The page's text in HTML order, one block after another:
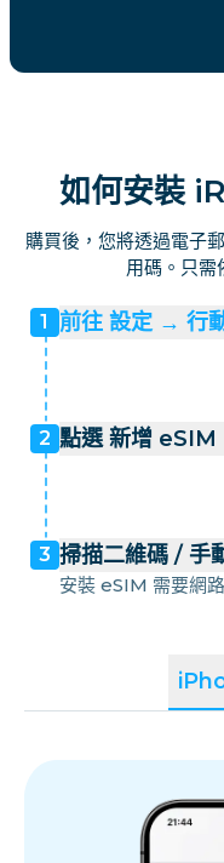
如何安裝
購買後，您將透過電子
用碼。只需
1 前往 設定 → 行
2 點選 新增 eSIM
3 掃描二維碼 / 手
安裝 eSIM 需要網